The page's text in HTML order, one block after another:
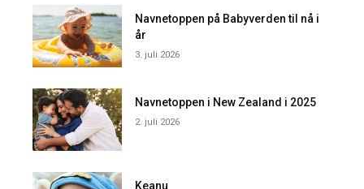
Navnetoppen på Babyverden til nå i
år
3. juli 2026
Navnetoppen i New Zealand i 2025
2. juli 2026
Keanu